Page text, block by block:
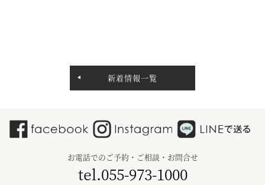
新着情報一覧
お電話でのご予約・ご相談・お問合せ
tel.055-973-1000